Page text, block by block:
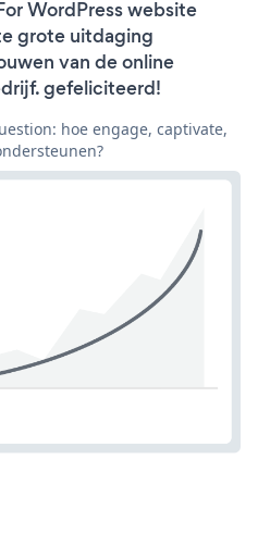
WordPress website
grote uitdaging
van de online
gefeliciteerd!
hoe engage, captivate,